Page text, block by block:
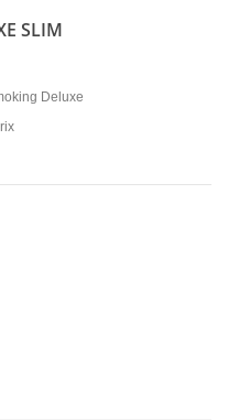
SLIM
Deluxe